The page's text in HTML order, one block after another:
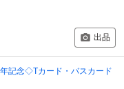
出品
記念◇Tカード・バスカード